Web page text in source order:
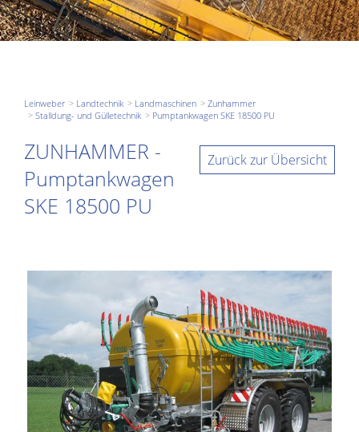
Leinweber Landtechnik Landmaschinen
Zunhammer
Stalldung- und Gülletechnik
Pumptankwagen SKE 18500 PU
Zurück zur Übersicht
ZUNHAMMER -
Pumptankwagen
SKE 18500 PU